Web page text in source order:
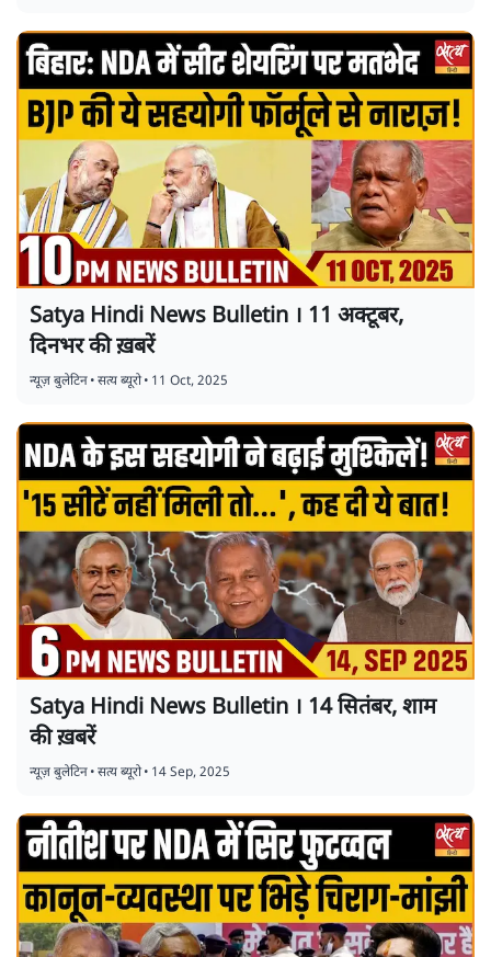
Satya Hindi News Bulletin । 11 अक्टूबर,
दिनभर की ख़बरें
न्यूज़ बुलेटिन•सत्य ब्यूरो• 11 Oct, 2025
Satya Hindi News Bulletin । 14 सितंबर, शाम
की ख़बरें
न्यूज़ बुलेटिन•सत्य ब्यूरो• 14 Sep, 2025